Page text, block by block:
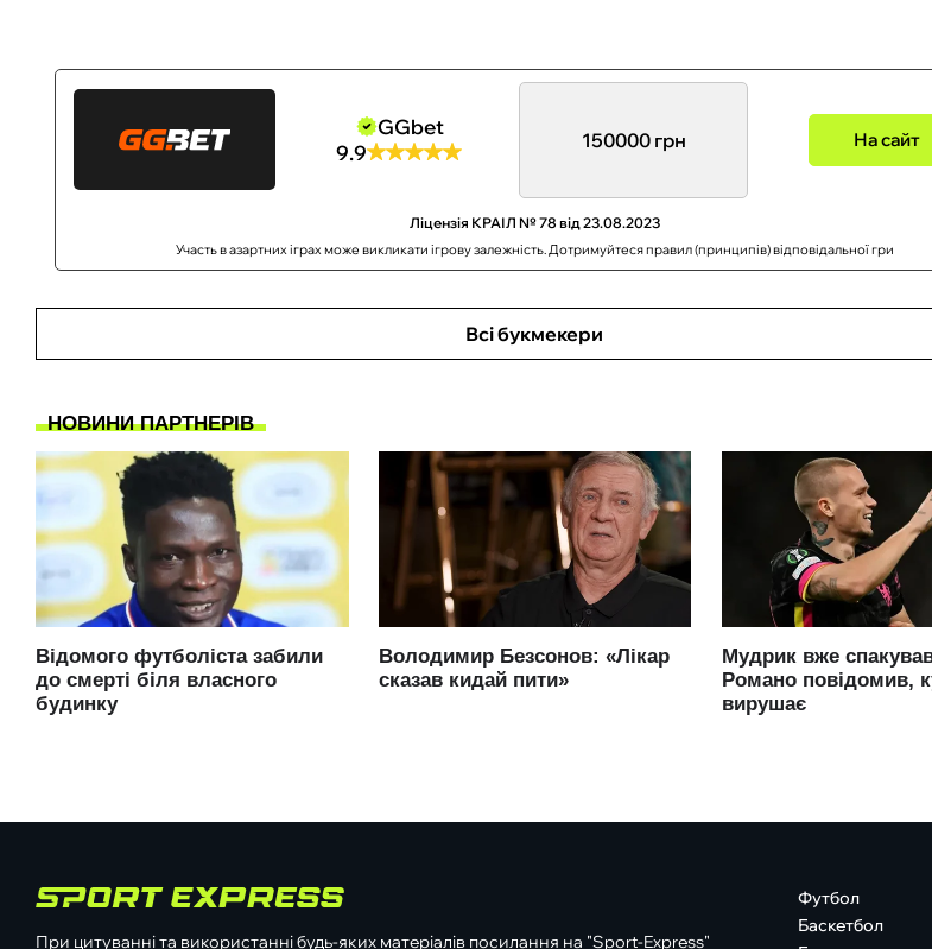
GGbet
9.9
150000 грн На сайт
Ліцензія КРАІЛ № 78 від 23.08.2023
Участь в азартних іграх може викликати ігрову залежність. Дотримуйтеся правил (принципів) відповідальної гри
Всі букмекери
При цитуванні та використанні будь-яких матеріалів посилання на "Sport-Express"
Футбол
Баскетбол